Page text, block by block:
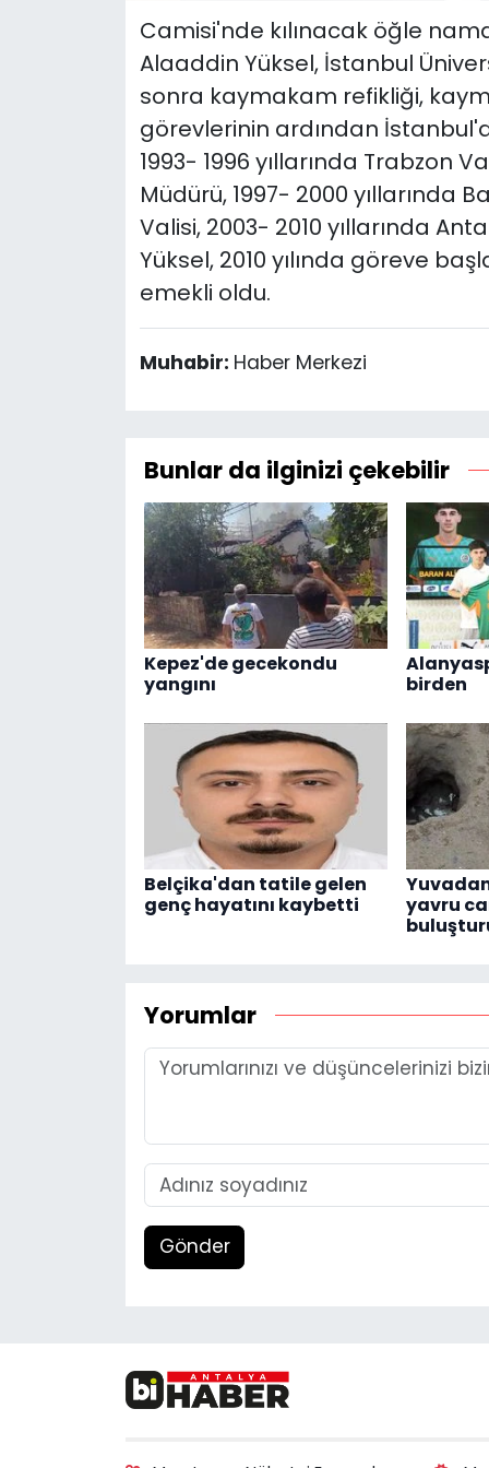
Camisi'nde kılınacak öğle
Alaaddin Yüksel, İstanbul
sonra kaymakam refikliği,
görevlerinin ardından
1993- 1996 yıllarında Trabzon
Müdürü, 1997- 2000 yıllarında
Valisi, 2003- 2010 yıllarında
Yüksel, 2010 yılında göreve
emekli oldu.
Muhabir: Haber Merkezi
Bunlar da ilginizi çekebilir
Kepez'de gecekondu
yangını
birden
Belçika'dan tatile gelen
genç hayatını kaybetti
yavru
Yorumlar
Gönder